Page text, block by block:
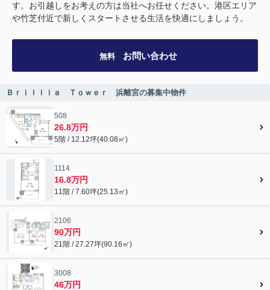
す。お引越しをお考えの方は当社へお任せください。港区エリア
や竹芝付近で新しくスタートさせる生活を快適にしましょう。
無料 お問い合わせ
Ｂｒｉｌｌｉａ Ｔｏｗｅｒ 浜離宮の募集中物件
508
26.8万円
5階 / 12.12坪(40.08㎡)
1114
16.8万円
11階 / 7.60坪(25.13㎡)
2106
90万円
21階 / 27.27坪(90.16㎡)
3008
46万円